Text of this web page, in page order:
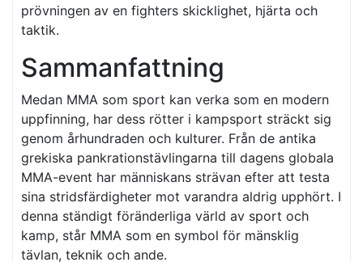
prövningen av en fighters skicklighet, hjärta och
taktik.
Sammanfattning
Medan MMA som sport kan verka som en modern
uppfinning, har dess rötter i kampsport sträckt sig
genom århundraden och kulturer. Från de antika
grekiska pankrationstävlingarna till dagens globala
MMA-event har människans strävan efter att testa
sina stridsfärdigheter mot varandra aldrig upphört. I
denna ständigt föränderliga värld av sport och
kamp, står MMA som en symbol för mänsklig
tävlan, teknik och ande.